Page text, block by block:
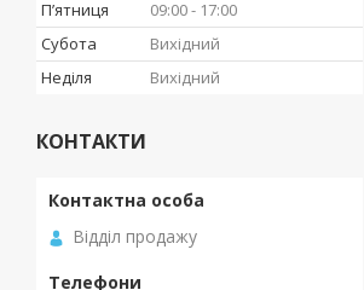
Пʼятниця
09:00
17:00
Субота
Вихідний
Неділя
Вихідний
КОНТАКТИ
Відділ продажу